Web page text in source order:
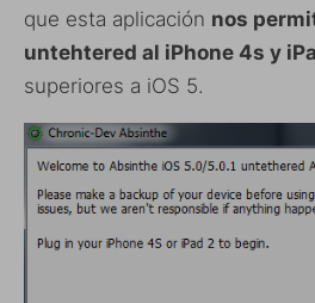
que esta aplicación nos
untehtered al iPhone 4s y
superiores a iOS 5.